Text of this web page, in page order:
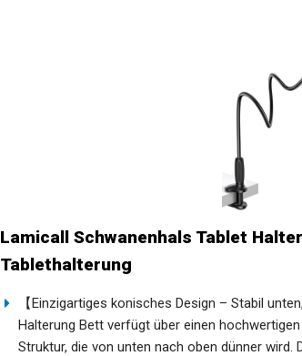
Lamicall Schwanenhals Tablet
Tablethalterung
【Einzigartiges konisches Design – Stabil
Halterung Bett verfügt über einen
Struktur, die von unten nach oben dünner wird.